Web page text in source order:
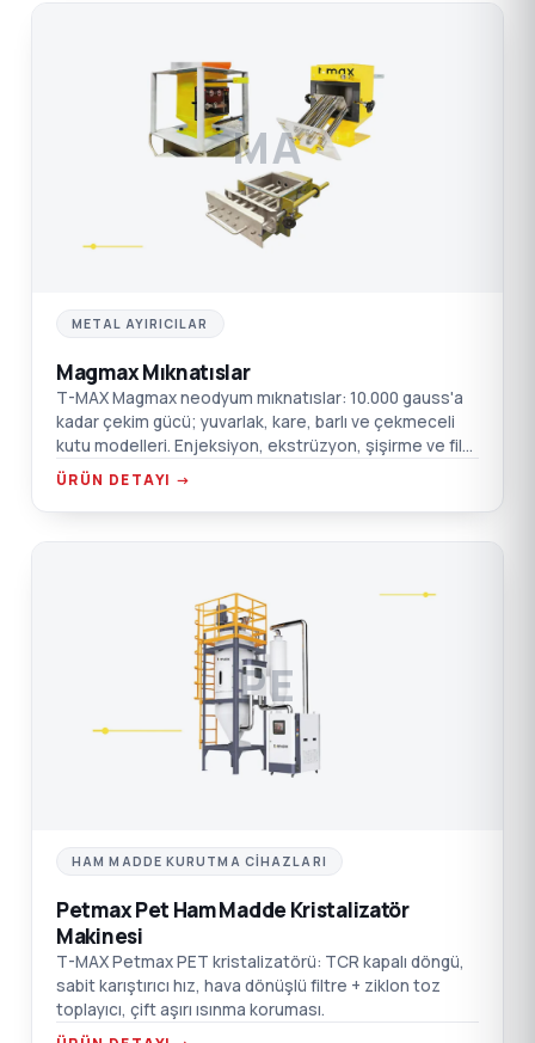
MA
METAL AYIRICILAR
Magmax Mıknatıslar
T-MAX Magmax neodyum mıknatıslar: 10.000 gauss'a
kadar çekim gücü; yuvarlak, kare, barlı ve çekmeceli
kutu modelleri. Enjeksiyon, ekstrüzyon, şişirme ve film
için.
ÜRÜN DETAYI →
PE
HAM MADDE KURUTMA CIHAZLARI
Petmax Pet Ham Madde Kristalizatör
Makinesi
T-MAX Petmax PET kristalizatörü: TCR kapalı döngü,
sabit karıştırıcı hız, hava dönüşlü filtre + ziklon toz
toplayıcı, çift aşırı ısınma koruması.